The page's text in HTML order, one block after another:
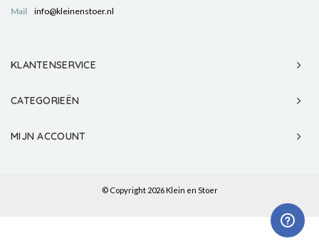
Mail info@kleinenstoer.nl
KLANTENSERVICE
CATEGORIEËN
MIJN ACCOUNT
© Copyright 2026 Klein en Stoer